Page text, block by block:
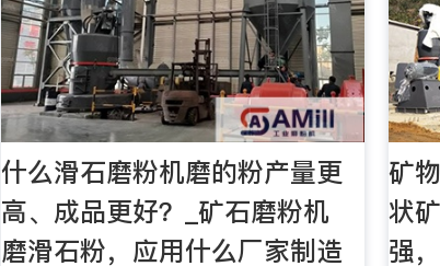
什么滑石磨粉机磨的粉产量更
高、成品更好？_矿石磨粉机
磨滑石粉，应用什么厂家制造
矿
状
强